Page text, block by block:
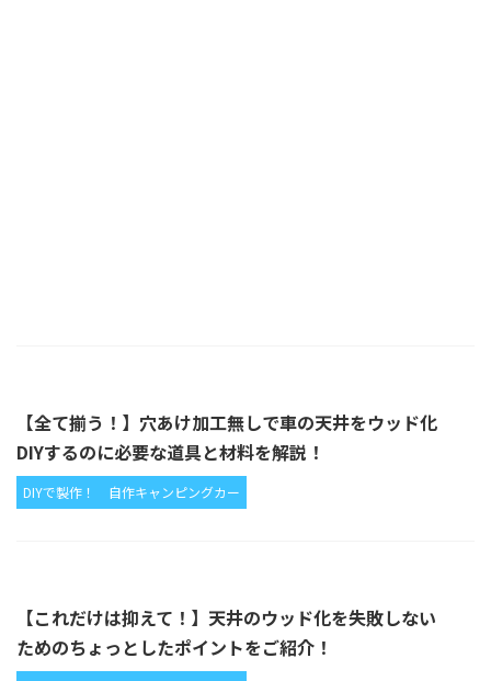
【全て揃う！】穴あけ加工無しで車の天井をウッド化
DIYするのに必要な道具と材料を解説！
DIYで製作！ 自作キャンピングカー
【これだけは抑えて！】天井のウッド化を失敗しない
ためのちょっとしたポイントをご紹介！